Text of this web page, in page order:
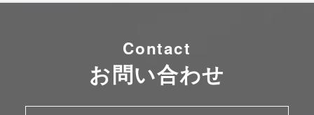
Contact
お問い合わせ